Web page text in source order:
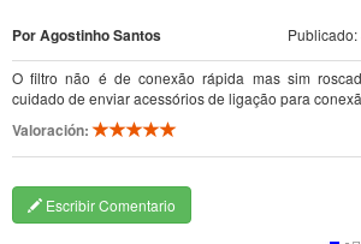
Por Agostinho Santos
O filtro não é de conexão rápida mas sim
cuidado de enviar acessórios de ligação para
Valoración:
Escribir Comentario